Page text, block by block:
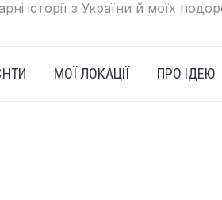
історії з України й моїх
МОЇ ЛОКАЦІЇ ПРО ІДЕЮ